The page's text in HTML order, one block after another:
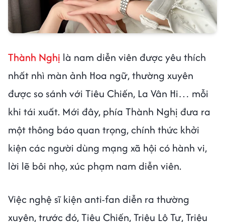
Thành Nghị là nam diễn viên được yêu thích
nhất nhì màn ảnh Hoa ngữ, thường xuyên
được so sánh với Tiêu Chiến, La Vân Hi… mỗi
khi tái xuất. Mới đây, phía Thành Nghị đưa ra
một thông báo quan trọng, chính thức khởi
kiện các người dùng mạng xã hội có hành vi,
lời lẽ bôi nhọ, xúc phạm nam diễn viên.
Việc nghệ sĩ kiện anti-fan diễn ra thường
xuyên, trước đó, Tiêu Chiến, Triệu Lộ Tư, Triệu